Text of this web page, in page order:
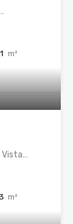
m²
Vista…
m²